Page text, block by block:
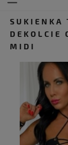
SUKIENKA
DEKOLCIE
MIDI